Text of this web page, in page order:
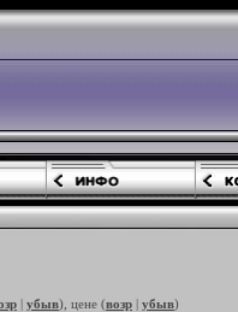
| убыв), цене (возр | убыв)